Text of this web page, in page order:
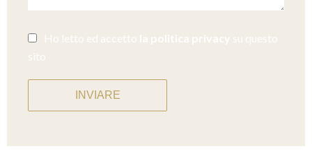
Ho letto ed accetto la politica privacy su questo
sito
INVIARE